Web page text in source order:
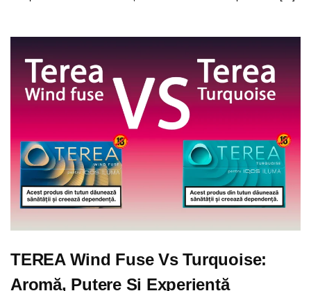
TEREA Wind Fuse Vs Turquoise:
Aromă, Putere Și Experiență